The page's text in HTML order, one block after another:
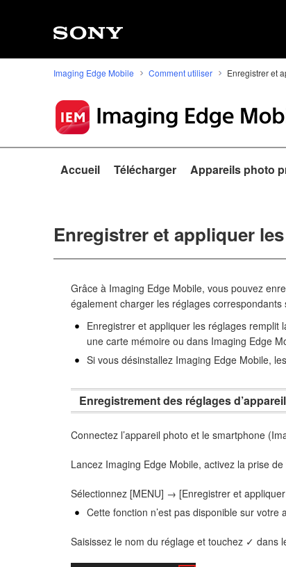
Imaging Edge Mobile Comment utiliser Enregistrer et
Accueil Télécharger Appareils photo
Enregistrer et appliquer
Grâce à Imaging Edge Mobile, vous pouvez
également charger les réglages
Enregistrer et appliquer les réglages remplit
une carte mémoire ou dans Imaging Edge
Si vous désinstallez Imaging Edge Mobile,
Enregistrement des réglages
Connectez l’appareil photo et le smartphone
Lancez Imaging Edge Mobile, activez la prise
Sélectionnez [MENU] → [Enregistrer et
Cette fonction n’est pas disponible sur
Saisissez le nom du réglage et touchez ✓ dans